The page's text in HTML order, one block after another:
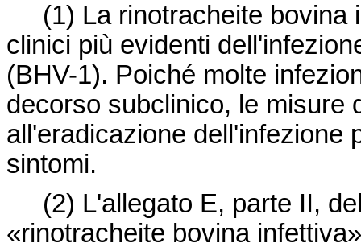
(1) La rinotracheite bovina
clinici più evidenti
(BHV-1). Poiché molte
decorso subclinico, le misure
all'eradicazione dell'infezione
sintomi.
(2) L'allegato E, parte II,
«rinotracheite bovina